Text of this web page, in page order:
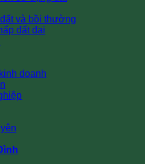
và bồi thường
đất đai
doanh